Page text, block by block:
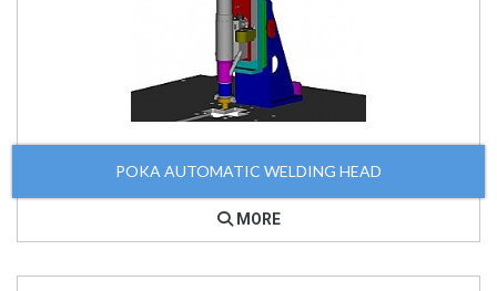
POKA AUTOMATIC WELDING HEAD
MORE